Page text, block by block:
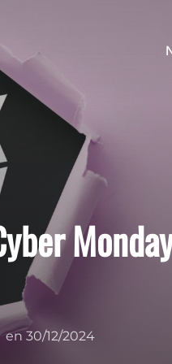
en Publicado
30/12/2024